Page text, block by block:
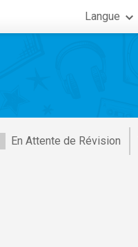
Langue
En Attente de Révision